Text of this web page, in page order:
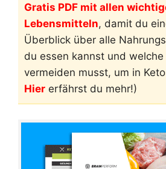
Gratis PDF mit allen
Lebensmitteln, damit du
Überblick über alle
du essen kannst und
vermeiden musst, um in
Hier erfährst du mehr!)